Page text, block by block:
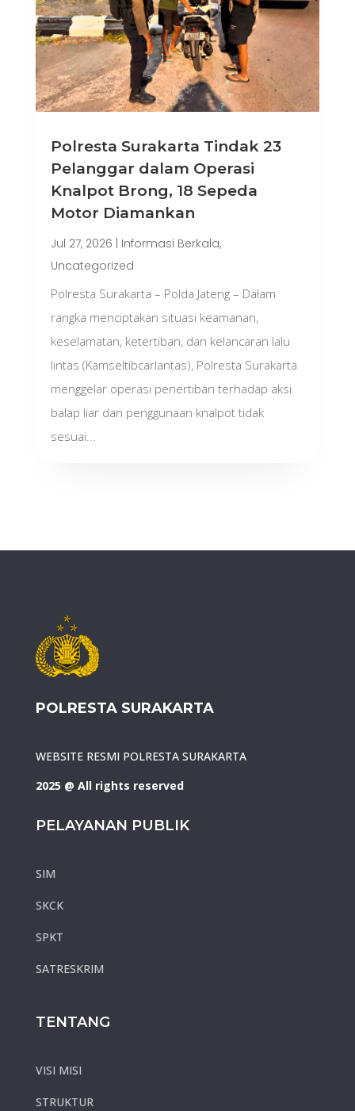
Polresta Surakarta Tindak 23
Pelanggar dalam Operasi
Knalpot Brong, 18 Sepeda
Motor Diamankan
Jul 27, 2026 | Informasi Berkala,
Uncategorized
Polresta Surakarta – Polda Jateng – Dalam
rangka menciptakan situasi keamanan,
keselamatan, ketertiban, dan kelancaran lalu
lintas (Kamseltibcarlantas), Polresta Surakarta
menggelar operasi penertiban terhadap aksi
balap liar dan penggunaan knalpot tidak
sesuai...
POLRESTA SURAKARTA
WEBSITE RESMI POLRESTA SURAKARTA
2025 @ All rights reserved
PELAYANAN PUBLIK
SIM
SKCK
SPKT
SATRESKRIM
TENTANG
VISI MISI
STRUKTUR